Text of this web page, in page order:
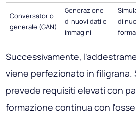
Conversatorio
generale (GAN)
Generazione
di nuovi dati e
immagini
di
Successivamente,
viene perfezionato in filigrana.
prevede requisiti elevati con
formazione continua con